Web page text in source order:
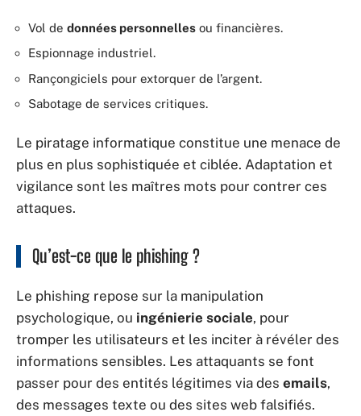
Vol de données personnelles ou financières.
Espionnage industriel.
Rançongiciels pour extorquer de l’argent.
Sabotage de services critiques.
Le piratage informatique constitue une menace de
plus en plus sophistiquée et ciblée. Adaptation et
vigilance sont les maîtres mots pour contrer ces
attaques.
Qu’est-ce que le phishing ?
Le phishing repose sur la manipulation
psychologique, ou ingénierie sociale, pour
tromper les utilisateurs et les inciter à révéler des
informations sensibles. Les attaquants se font
passer pour des entités légitimes via des emails,
des messages texte ou des sites web falsifiés.